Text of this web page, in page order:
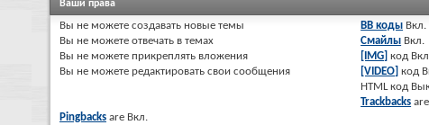
Ваши права
Вы не можете создавать новые темы
Вы не можете отвечать в темах
Вы не можете прикреплять вложения
Вы не можете редактировать свои сообщения
BB коды Вкл.
Смайлы Вкл.
[IMG] код
[VIDEO] код
HTML код
Trackbacks are
Pingbacks are Вкл.